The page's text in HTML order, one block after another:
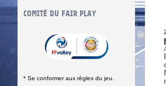
COMITÉ DU FAIR PLAY
* Se conformer aux règles du jeu.
LUTTE